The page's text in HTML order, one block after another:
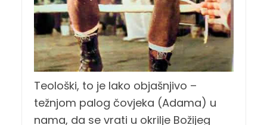
Teološki, to je lako objašnjivo –
težnjom palog čovjeka (Adama) u
nama, da se vrati u okrilje Božijeg